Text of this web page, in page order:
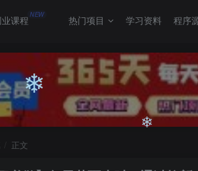
课程 NEW 热门项目 学习资料 程序
正文
❄